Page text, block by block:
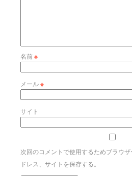
名前※
メール※
サイト
次回のコメントで使用するためブラウ
ドレス、サイトを保存する。